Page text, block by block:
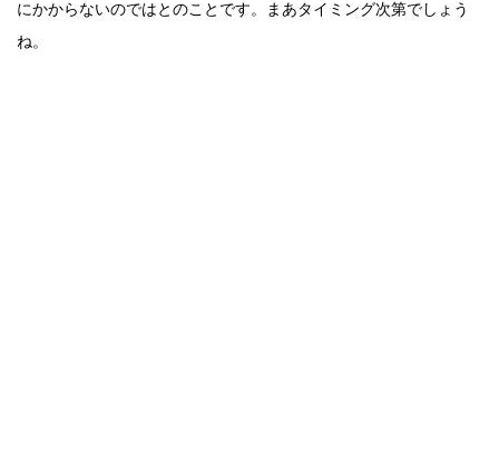
にかからないのではとのことです。まあタイミング次第でしょう
ね。